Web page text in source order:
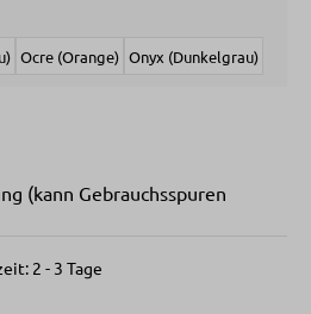
Ocre (Orange) Onyx (Dunkelgrau)
(kann Gebrauchsspuren
2 - 3 Tage